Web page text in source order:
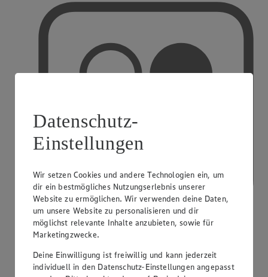
Datenschutz-
Einstellungen
Wir setzen Cookies und andere Technologien ein, um
dir ein bestmögliches Nutzungserlebnis unserer
Website zu ermöglichen. Wir verwenden deine Daten,
um unsere Website zu personalisieren und dir
möglichst relevante Inhalte anzubieten, sowie für
Marketingzwecke.
Deine Einwilligung ist freiwillig und kann jederzeit
individuell in den Datenschutz-Einstellungen angepasst